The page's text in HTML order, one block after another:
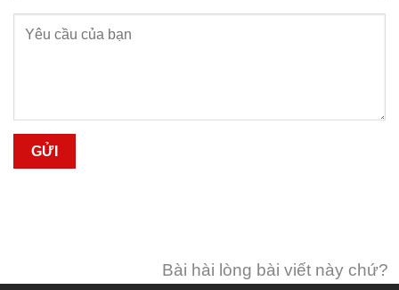
Bài hài lòng bài viết này chứ?